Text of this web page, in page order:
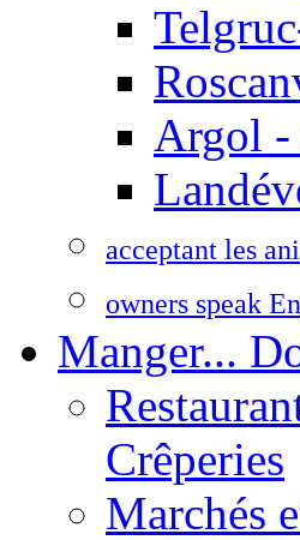
Argol
acceptant les
owners speak
Manger...
Crêperies
Marchés